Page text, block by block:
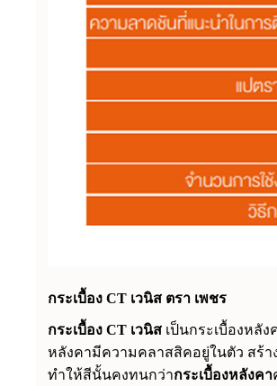
กระเบื้อง CT เวนิส ตรา เพชร
กระเบื้อง CT เวนิสเป็นกระเบื้องหลั
หลังคามีความคลาสสิคอยู่ในตัว สร้า
ทำให้สีนั้นคงทนกว่ากระเบื้องหลังคา